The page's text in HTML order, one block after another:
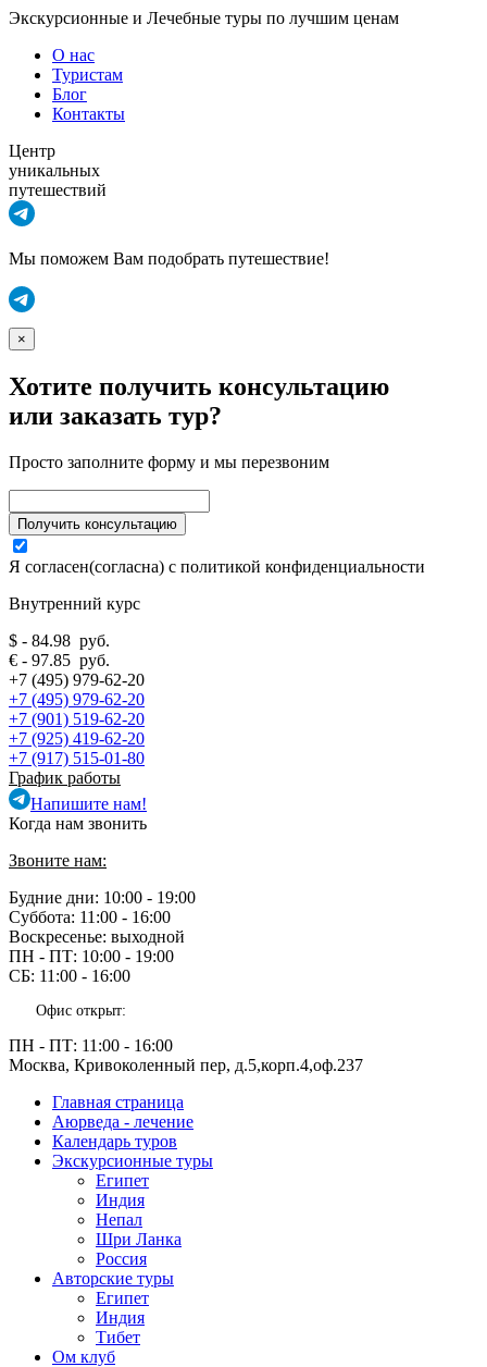
Экскурсионные и Лечебные туры по лучшим ценам
О нас
Туристам
Блог
Контакты
Центр
уникальных
путешествий
Мы поможем Вам подобрать путешествие!
×
Хотите получить консультацию
или заказать тур?
Просто заполните форму и мы перезвоним
Я согласен(согласна) с политикой конфиденциальности
Внутренний курс
$ - 84.98 руб.
€ - 97.85 руб.
+7 (495) 979-62-20
+7 (495) 979-62-20
+7 (901) 519-62-20
+7 (925) 419-62-20
+7 (917) 515-01-80
График работы
Напишите нам!
Когда нам звонить
Звоните нам:
Будние дни: 10:00 - 19:00
Суббота: 11:00 - 16:00
Воскресенье: выходной
ПН - ПТ: 10:00 - 19:00
СБ: 11:00 - 16:00
Офис открыт:
ПН - ПТ: 11:00 - 16:00
Москва, Кривоколенный пер, д.5,корп.4,оф.237
Главная страница
Аюрведа - лечение
Календарь туров
Экскурсионные туры
Египет
Индия
Непал
Шри Ланка
Россия
Авторские туры
Египет
Индия
Тибет
Ом клуб